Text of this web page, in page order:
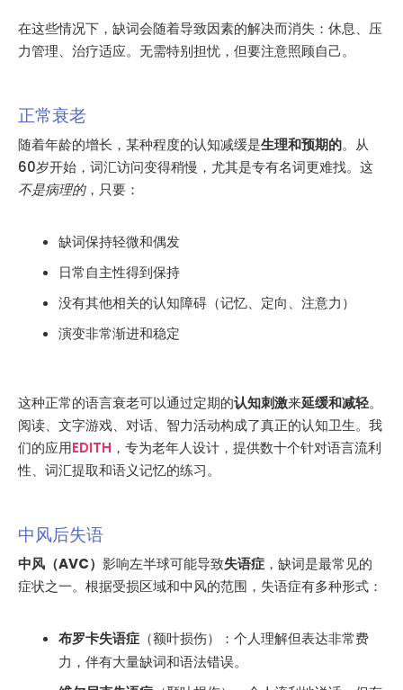
在这些情况下，缺词会随着导致因素的解决而消失：休息、压
力管理、治疗适应。无需特别担忧，但要注意照顾自己。
正常衰老
随着年龄的增长，某种程度的认知减缓是生理和预期的。从
60岁开始，词汇访问变得稍慢，尤其是专有名词更难找。这
不是病理的，只要：
缺词保持轻微和偶发
日常自主性得到保持
没有其他相关的认知障碍（记忆、定向、注意力）
演变非常渐进和稳定
这种正常的语言衰老可以通过定期的认知刺激来延缓和减轻。
阅读、文字游戏、对话、智力活动构成了真正的认知卫生。我
们的应用EDITH ，专为老年人设计，提供数十个针对语言流利
性、词汇提取和语义记忆的练习。
中风后失语
中风（AVC） 影响左半球可能导致失语症 ，缺词是最常见的
症状之一。根据受损区域和中风的范围，失语症有多种形式：
布罗卡失语症 （额叶损伤）：个人理解但表达非常费
力，伴有大量缺词和语法错误。